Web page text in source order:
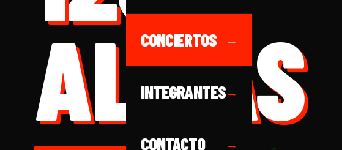
CONCIERTOS →
INTEGRANTES→
CONTACTO →
ALMAS